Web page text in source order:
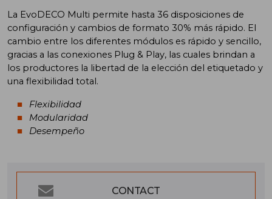
La EvoDECO Multi permite hasta 36 disposiciones de
configuración y cambios de formato 30% más rápido. El
cambio entre los diferentes módulos es rápido y sencillo,
gracias a las conexiones Plug & Play, las cuales brindan a
los productores la libertad de la elección del etiquetado y
una flexibilidad total.
Flexibilidad
Modularidad
Desempeño
CONTACT